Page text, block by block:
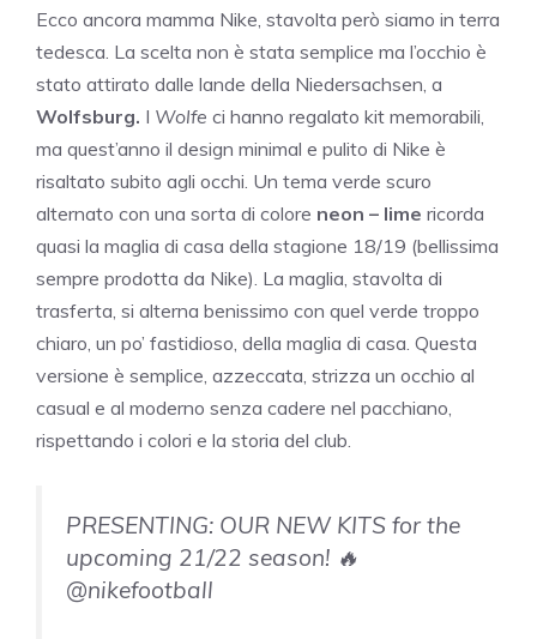
Ecco ancora mamma Nike, stavolta però siamo in terra
tedesca. La scelta non è stata semplice ma l’occhio è
stato attirato dalle lande della Niedersachsen, a
Wolfsburg. I Wolfe ci hanno regalato kit memorabili,
ma quest’anno il design minimal e pulito di Nike è
risaltato subito agli occhi. Un tema verde scuro
alternato con una sorta di colore neon – lime ricorda
quasi la maglia di casa della stagione 18/19 (bellissima
sempre prodotta da Nike). La maglia, stavolta di
trasferta, si alterna benissimo con quel verde troppo
chiaro, un po’ fastidioso, della maglia di casa. Questa
versione è semplice, azzeccata, strizza un occhio al
casual e al moderno senza cadere nel pacchiano,
rispettando i colori e la storia del club.
PRESENTING: OUR NEW KITS for the
upcoming 21/22 season! 🔥
@nikefootball